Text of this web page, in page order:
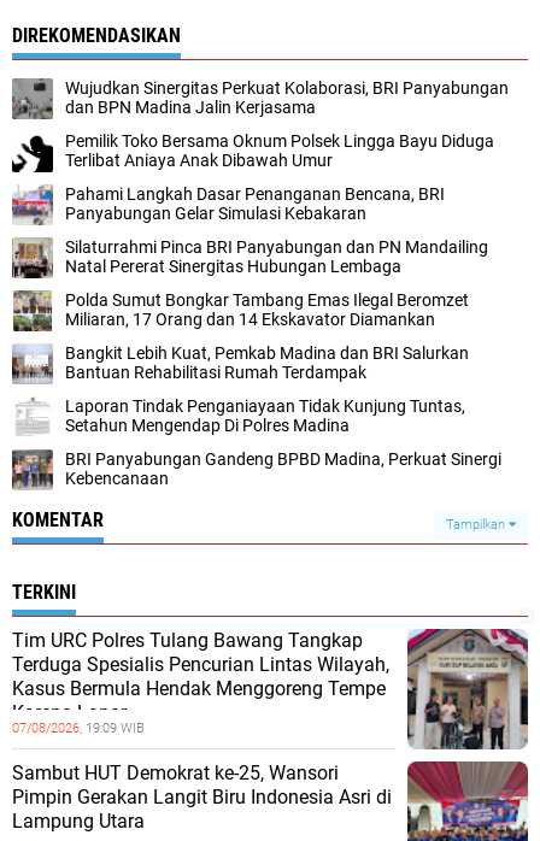
DIREKOMENDASIKAN
Wujudkan Sinergitas Perkuat Kolaborasi, BRI Panyabungan
dan BPN Madina Jalin Kerjasama
Pemilik Toko Bersama Oknum Polsek Lingga Bayu Diduga
Terlibat Aniaya Anak Dibawah Umur
Pahami Langkah Dasar Penanganan Bencana, BRI
Panyabungan Gelar Simulasi Kebakaran
Silaturrahmi Pinca BRI Panyabungan dan PN Mandailing
Natal Pererat Sinergitas Hubungan Lembaga
Polda Sumut Bongkar Tambang Emas Ilegal Beromzet
Miliaran, 17 Orang dan 14 Ekskavator Diamankan
Bangkit Lebih Kuat, Pemkab Madina dan BRI Salurkan
Bantuan Rehabilitasi Rumah Terdampak
Laporan Tindak Penganiayaan Tidak Kunjung Tuntas,
Setahun Mengendap Di Polres Madina
BRI Panyabungan Gandeng BPBD Madina, Perkuat Sinergi
Kebencanaan
KOMENTAR Tampilkan
TERKINI
Tim URC Polres Tulang Bawang Tangkap
Terduga Spesialis Pencurian Lintas Wilayah,
Kasus Bermula Hendak Menggoreng Tempe
Karena Lapar
07/08/2026, 19:09 WIB
Sambut HUT Demokrat ke-25, Wansori
Pimpin Gerakan Langit Biru Indonesia Asri di
Lampung Utara